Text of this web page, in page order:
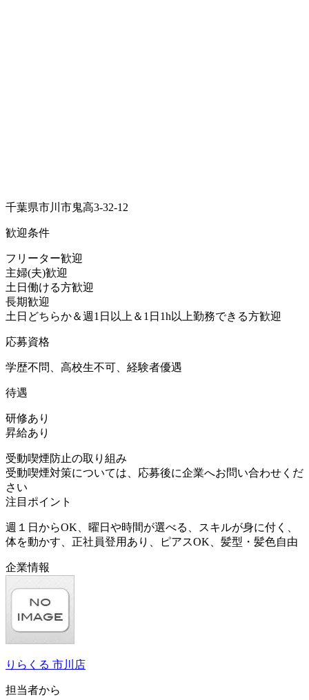
千葉県市川市鬼高3-32-12
歓迎条件
フリーター歓迎
主婦(夫)歓迎
土日働ける方歓迎
長期歓迎
土日どちらか＆週1日以上＆1日1h以上勤務できる方歓迎
応募資格
学歴不問、高校生不可、経験者優遇
待遇
研修あり
昇給あり
受動喫煙防止の取り組み
受動喫煙対策については、応募後に企業へお問い合わせくだ
さい
注目ポイント
週１日からOK、曜日や時間が選べる、スキルが身に付く、
体を動かす、正社員登用あり、ピアスOK、髪型・髪色自由
企業情報
りらくる 市川店
担当者から